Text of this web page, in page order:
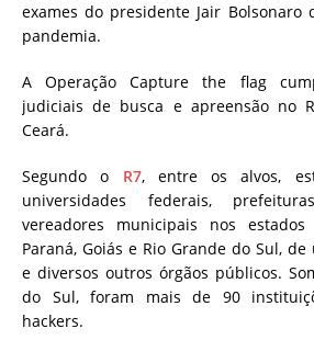
exames do presidente Jair Bolsonaro
pandemia.
A Operação Capture the flag
judiciais de busca e apreensão no
Ceará.
Segundo o R7, entre os alvos,
universidades federais,
vereadores municipais nos
Paraná, Goiás e Rio Grande do Sul,
e diversos outros órgãos públicos.
do Sul, foram mais de 90
hackers.